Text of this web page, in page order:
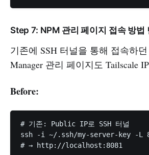
Step 7: NPM 관리 페이지 접속 방법
기존에 SSH 터널을 통해 접속하
Manager 관리 페이지도 Tailscale
Before:
# 기존: Public IP로 SSH 터널
ssh -i ~/.ssh/my-server-key -L